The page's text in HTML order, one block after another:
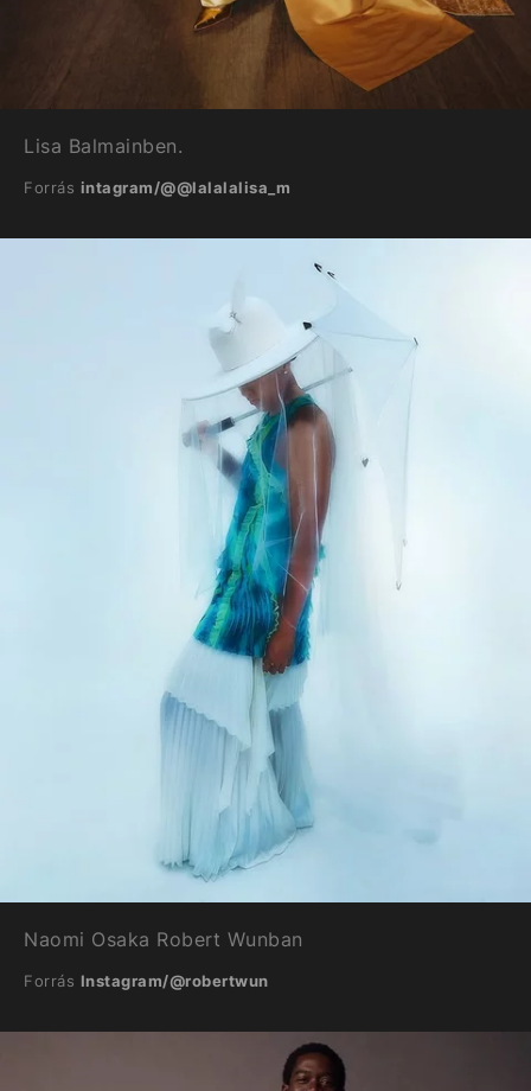
Lisa Balmainben.
Forrás intagram/@@lalalalisa_m
Naomi Osaka Robert Wunban
Forrás Instagram/@robertwun